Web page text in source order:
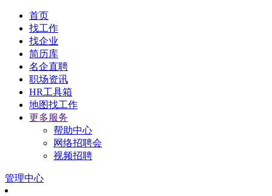
首页
找工作
找企业
简历库
名企直聘
职场资讯
HR工具箱
地图找工作
更多服务
帮助中心
网络招聘会
视频招聘
管理中心